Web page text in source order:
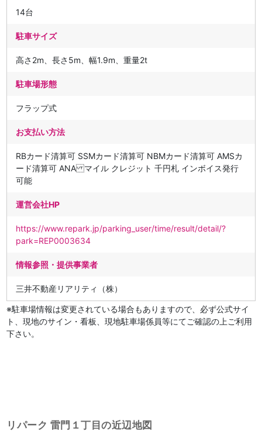
14台
駐車サイズ
高さ2m、長さ5m、幅1.9m、重量2t
駐車場形態
フラップ式
お支払い方法
RBカード清算可 SSMカード清算可 NBMカード清算可 AMSカ
ード清算可 ANA マイル クレジット 千円札 インボイス発行
可能
運営会社HP
https://www.repark.jp/parking_user/time/result/detail/?
park=REP0003634
情報参照・提供事業者
三井不動産リアリティ（株）
※駐車場情報は変更されている場合もありますので、必ず公式サイ
ト、現地のサイン・看板、現地駐車場係員等にてご確認の上ご利用
下さい。
リパーク 雷門１丁目の近辺地図